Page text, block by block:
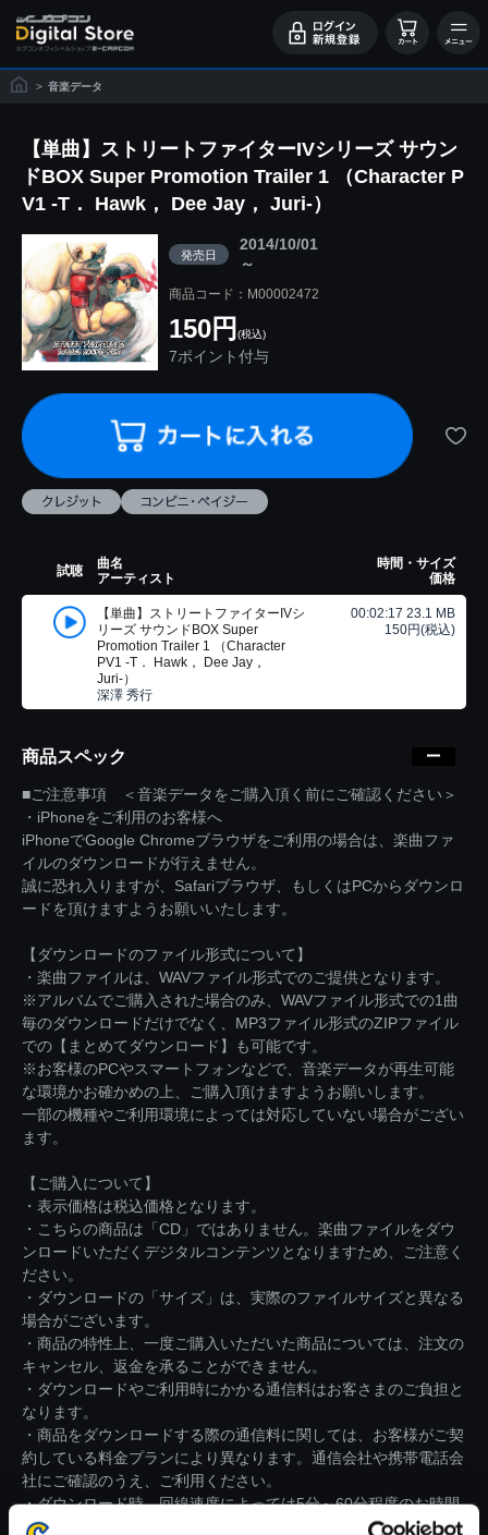
> 音楽データ
【単曲】ストリートファイターIVシリーズ サウン
ドBOX Super Promotion Trailer 1 （Character P
V1 -T． Hawk， Dee Jay， Juri-）
発売日
2014/10/01
～
商品コード：M00002472
150円 (税込)
7ポイント付与
試聴
曲名
アーティスト
時間・サイズ
価格
【単曲】ストリートファイターIVシ
リーズ サウンドBOX Super
Promotion Trailer 1 （Character
PV1 -T． Hawk， Dee Jay，
Juri-）
深澤 秀行
00:02:17 23.1 MB
150円(税込)
商品スペック
■ご注意事項 ＜音楽データをご購入頂く前にご確認ください＞
・iPhoneをご利用のお客様へ
iPhoneでGoogle Chromeブラウザをご利用の場合は、楽曲ファ
イルのダウンロードが行えません。
誠に恐れ入りますが、Safariブラウザ、もしくはPCからダウンロ
ードを頂けますようお願いいたします。
【ダウンロードのファイル形式について】
・楽曲ファイルは、WAVファイル形式でのご提供となります。
※アルバムでご購入された場合のみ、WAVファイル形式での1曲
毎のダウンロードだけでなく、MP3ファイル形式のZIPファイル
での【まとめてダウンロード】も可能です。
※お客様のPCやスマートフォンなどで、音楽データが再生可能
な環境かお確かめの上、ご購入頂けますようお願いします。
一部の機種やご利用環境によっては対応していない場合がござい
ます。
【ご購入について】
・表示価格は税込価格となります。
・こちらの商品は「CD」ではありません。楽曲ファイルをダウ
ンロードいただくデジタルコンテンツとなりますため、ご注意く
ださい。
・ダウンロードの「サイズ」は、実際のファイルサイズと異なる
場合がございます。
・商品の特性上、一度ご購入いただいた商品については、注文の
キャンセル、返金を承ることができません。
・ダウンロードやご利用時にかかる通信料はお客さまのご負担と
なります。
・商品をダウンロードする際の通信料に関しては、お客様がご契
約している料金プランにより異なります。通信会社や携帯電話会
社にご確認のうえ、ご利用ください。
・ダウンロード時、回線速度によっては5分～60分程度のお時間
がかかる場合がございます。